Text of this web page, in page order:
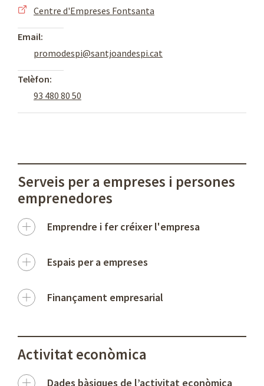
Centre d'Empreses Fontsanta
Email:
promodespi@santjoandespi.cat
Telèfon:
93 480 80 50
Serveis per a empreses i persones
emprenedores
Emprendre i fer créixer l'empresa
Espais per a empreses
Finançament empresarial
Activitat econòmica
Dades bàsiques de l’activitat econòmica